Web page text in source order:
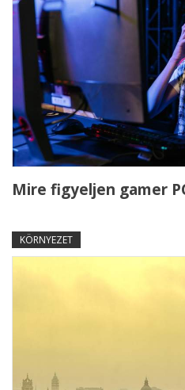
Mire figyeljen gamer
KÖRNYEZET